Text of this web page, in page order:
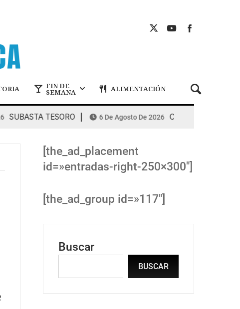
FIN DE
SEMANA ALIMENTACIÓN
TESORO 6 De Agosto De 2026 COMBUSTIBLES: la
[the_ad_placement
id=»entradas-right-250×300″]
[the_ad_group id=»117″]
Buscar
BUSCAR